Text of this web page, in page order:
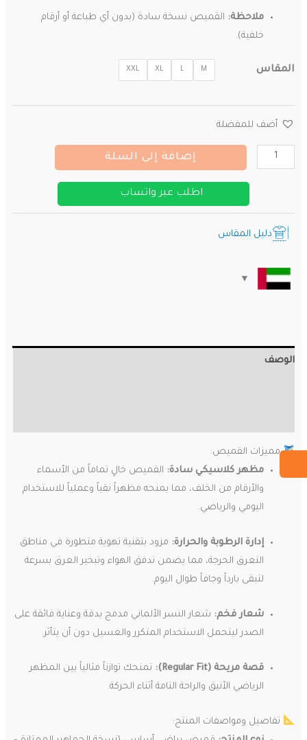
ملاحظة: القميص نسخة سادة (بدون أي طباعة أو أرقام
خلفية).
المقاس M
L
XL
XXL
أضف للمفضلة
كمية
قميص
الجديد
النسخة
إضافة إلى السلة
اطلب عبر واتساب
دليل المقاس
الوصف
مميزات القميص:
مظهر كلاسيكي سادة: القميص خالٍ تماماً من الأسماء
والأرقام من الخلف، مما يمنحه مظهراً نقياً وعملياً للاستخدام
اليومي والرياضي.
إدارة الرطوبة والحرارة: مزود بتقنية تهوية متطورة في مناطق
التعرق الحرجة، مما يضمن تدفق الهواء وتبخير العرق بسرعة
لتبقى بارداً وجافاً طوال اليوم.
شعار فخم: شعار النسر الألماني مدمج بدقة وعناية فائقة على
الصدر ليتحمل الاستخدام المتكرر والغسيل دون أن يتأثر.
قصة مريحة (Regular Fit):
تمنحك توازناً مثالياً بين المظهر
الرياضي الأنيق والراحة التامة أثناء الحركة.
تفاصيل ومواصفات المنتج: